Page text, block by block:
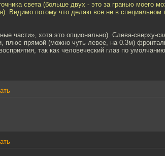
света (больше двух - это за гранью моего
Видимо потому что делаю все не в специальном
части», хотя это опционально). Слева-сверху-
плюс прямой (можно чуть левее, на 0.3м)
так как человеческий глаз по